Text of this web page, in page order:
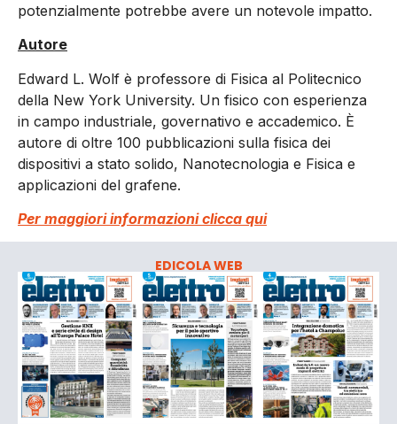
potenzialmente potrebbe avere un notevole impatto.
Autore
Edward L. Wolf è professore di Fisica al Politecnico
della New York University. Un fisico con esperienza
in campo industriale, governativo e accademico. È
autore di oltre 100 pubblicazioni sulla fisica dei
dispositivi a stato solido, Nanotecnologia e Fisica e
applicazioni del grafene.
Per maggiori informazioni clicca qui
EDICOLA WEB